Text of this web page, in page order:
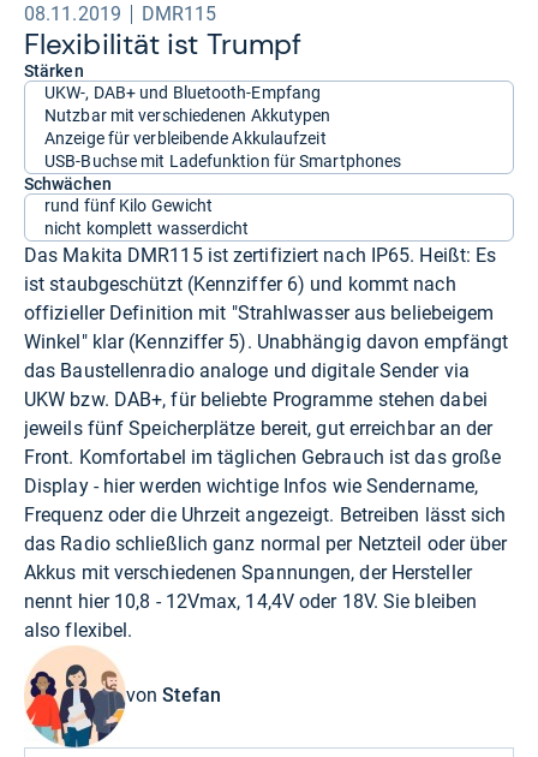
08.11.2019 DMR115
Fle­xi­bi­li­tät ist Trumpf
Stärken
UKW-, DAB+ und Bluetooth-Empfang
Nutzbar mit verschiedenen Akkutypen
Anzeige für verbleibende Akkulaufzeit
USB-Buchse mit Ladefunktion für Smartphones
Schwächen
rund fünf Kilo Gewicht
nicht komplett wasserdicht
Das Makita DMR115 ist zertifiziert nach IP65. Heißt: Es
ist staubgeschützt (Kennziffer 6) und kommt nach
offizieller Definition mit "Strahlwasser aus beliebeigem
Winkel" klar (Kennziffer 5). Unabhängig davon empfängt
das Baustellenradio analoge und digitale Sender via
UKW bzw. DAB+, für beliebte Programme stehen dabei
jeweils fünf Speicherplätze bereit, gut erreichbar an der
Front. Komfortabel im täglichen Gebrauch ist das große
Display - hier werden wichtige Infos wie Sendername,
Frequenz oder die Uhrzeit angezeigt. Betreiben lässt sich
das Radio schließlich ganz normal per Netzteil oder über
Akkus mit verschiedenen Spannungen, der Hersteller
nennt hier 10,8 - 12Vmax, 14,4V oder 18V. Sie bleiben
also flexibel.
vonStefan